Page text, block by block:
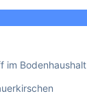
im Bodenhaushalt